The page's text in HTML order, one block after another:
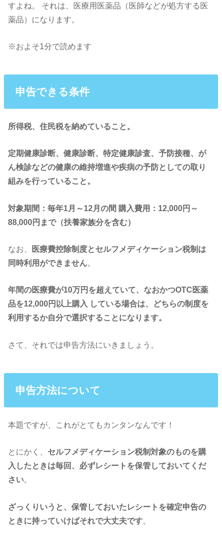
すよね。
それは、医療用医薬品（医師などが処方する医
薬品）になります。
※およそ1分で読めます
申告できる条件
所得税、住民税を納めていること。
定期健康診断、健康診断、特定健康診査、予防接種、が
ん検診などの健康の維持増進や疾病の予防としての取り
組みを行っていること。
対象期間：毎年1月～12月の間 購入費用：12,000円～
88,000円まで（扶養家族分を含む）
なお、 医療費控除制度とセルフメディケーション税制は
同時利用ができません。
年間の医療費が10万円を超えていて、なおかつOTC医薬
品を12,000円以上購入
している場合は、どちらの制度を
利用するか自分で選択することになります。
さて、それでは申告方法にいきましょう。
申告方法について
本題ですが、これがとてもカンタンなんです！
とにかく、 セルフメディケーション税制対象のものを購
入したときは毎回、必ずレシートを保管しておいてくだ
さい。
ざっくりいうと、保管しておいたレシートを確定申告の
ときに持っていけばそれで大丈夫です